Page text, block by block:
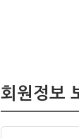
회원정보